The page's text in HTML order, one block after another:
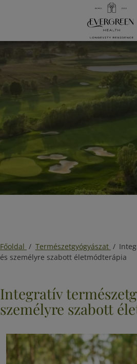
Főoldal / Természetgyógyászat /
és személyre szabott életmódterápia
Integratív
személyre szabott